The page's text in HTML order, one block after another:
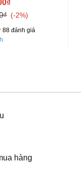
-2%
88 đánh giá
hàng